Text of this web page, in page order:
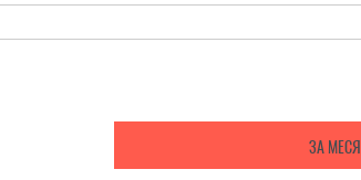
ЗА